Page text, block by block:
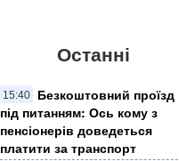
Останні
15:40
Безкоштовний проїзд
під питанням: Ось кому з
пенсіонерів доведеться
платити за транспорт